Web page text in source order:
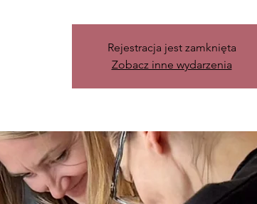
Rejestracja jest zamknięta
Zobacz inne wydarzenia